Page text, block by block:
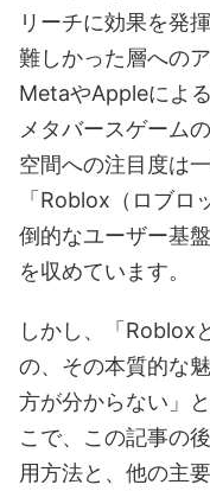
リーチに効果を発
難しかった層への
MetaやAppleによ
メタバースゲーム
空間への注目度は
「Roblox（ロブ
倒的なユーザー基
を収めています。
しかし、「Roblox
の、その本質的な
方が分からない」
こで、この記事の
用方法と、他の主